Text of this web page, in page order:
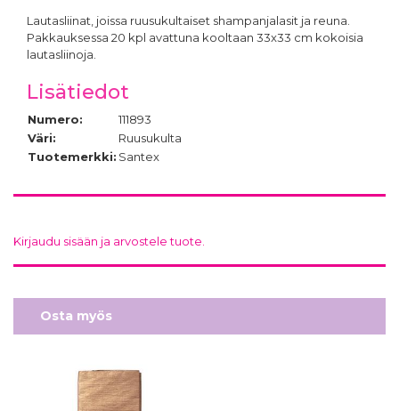
Lautasliinat, joissa ruusukultaiset shampanjalasit ja reuna.
Pakkauksessa 20 kpl avattuna kooltaan 33x33 cm kokoisia
lautasliinoja.
Lisätiedot
Numero:
111893
Väri:
Ruusukulta
Tuotemerkki: Santex
Kirjaudu sisään ja arvostele tuote.
Osta myös